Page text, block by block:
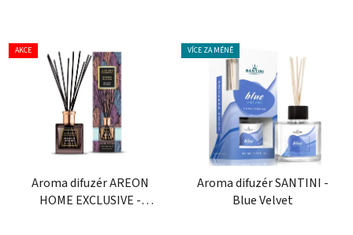
AKCE
Aroma difuzér AREON
HOME EXCLUSIVE -
VÍCE ZA MÉNĚ
Aroma difuzér SANTINI -
Blue Velvet